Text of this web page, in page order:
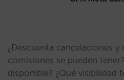
¿Descuenta cancelaciones
comisiones se pueden
disponible? ¿Qué visibilidad